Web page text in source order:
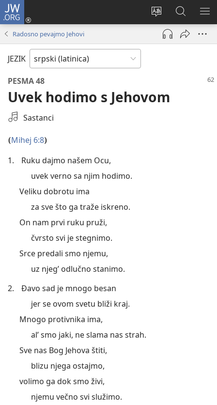
JW.ORG
Promeni
jezik
sajta
Prijava
(otvara
prozor)
Pretraga
sajta
JW.ORG
Radosno pevajmo Jehovi
JEZIK
PESMA 48
Uvek hodimo s Jehovom
Izaberi
snimak
Sastanci
(Mihej 6:8)
1.
Ruku dajmo našem Ocu,
uvek verno sa njim hodimo.
Veliku dobrotu ima
za sve što ga traže iskreno.
On nam prvi ruku pruži,
čvrsto svi je stegnimo.
Srce predali smo njemu,
uz njeg’ odlučno stanimo.
2.
Đavo sad je mnogo besan
jer se ovom svetu bliži kraj.
Mnogo protivnika ima,
al’ smo jaki, ne slama nas strah.
Sve nas Bog Jehova štiti,
blizu njega ostajmo,
volimo ga dok smo živi,
njemu večno svi služimo.